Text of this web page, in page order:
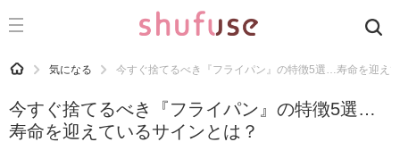
CATEGORY 記事カテゴリ
運気
HOME 気になる 今すぐ捨てるべき『フライパン』の特徴5選…寿命を迎え
今すぐ捨てるべき『フライパン』の特徴5選…
寿命を迎えているサインとは？